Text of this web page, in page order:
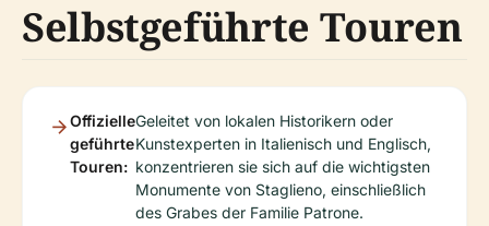
Selbstgeführte Touren
Offizielle
geführte
Touren:
Geleitet von lokalen Historikern oder
Kunstexperten in Italienisch und Englisch,
konzentrieren sie sich auf die wichtigsten
Monumente von Staglieno, einschließlich
des Grabes der Familie Patrone.